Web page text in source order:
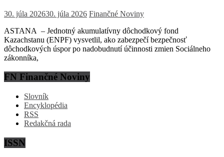
30. júla 202630. júla 2026 Finančné Noviny
ASTANA – Jednotný akumulatívny dôchodkový fond
Kazachstanu (ENPF) vysvetlil, ako zabezpečí bezpečnosť
dôchodkových úspor po nadobudnutí účinnosti zmien Sociálneho
zákonníka,
FN Finančné Noviny
Slovník
Encyklopédia
RSS
Redakčná rada
ISSN